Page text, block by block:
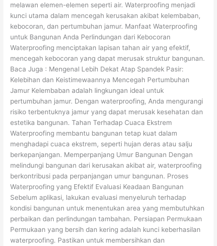
melawan elemen-elemen seperti air. Waterproofing menjadi
kunci utama dalam mencegah kerusakan akibat kelembaban,
kebocoran, dan pertumbuhan jamur. Manfaat Waterproofing
untuk Bangunan Anda Perlindungan dari Kebocoran
Waterproofing menciptakan lapisan tahan air yang efektif,
mencegah kebocoran yang dapat merusak struktur bangunan.
Baca Juga : Mengenal Lebih Dekat Atap Spandek Pasir:
Kelebihan dan Keistimewaannya Mencegah Pertumbuhan
Jamur Kelembaban adalah lingkungan ideal untuk
pertumbuhan jamur. Dengan waterproofing, Anda mengurangi
risiko terbentuknya jamur yang dapat merusak kesehatan dan
estetika bangunan. Tahan Terhadap Cuaca Ekstrem
Waterproofing membantu bangunan tetap kuat dalam
menghadapi cuaca ekstrem, seperti hujan deras atau salju
berkepanjangan. Memperpanjang Umur Bangunan Dengan
melindungi bangunan dari kerusakan akibat air, waterproofing
berkontribusi pada perpanjangan umur bangunan. Proses
Waterproofing yang Efektif Evaluasi Keadaan Bangunan
Sebelum aplikasi, lakukan evaluasi menyeluruh terhadap
kondisi bangunan untuk menentukan area yang membutuhkan
perbaikan dan perlindungan tambahan. Persiapan Permukaan
Permukaan yang bersih dan kering adalah kunci keberhasilan
waterproofing. Pastikan untuk membersihkan dan